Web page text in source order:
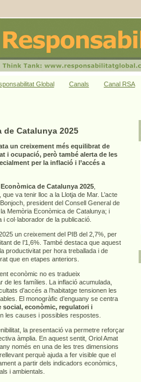
Global Canals Canal RSA
de Catalunya 2025
un creixement més equilibrat de
i ocupació, però també alerta de les
per la inflació i l’accés a
de Catalunya 2025
va tenir lloc a la Llotja de Mar. L’acte
president del Consell General de
Memòria Econòmica de Catalunya; i
col·laborador de la publicació.
un creixement del PIB del 2,7%, per
de l’1,6%. També destaca que aquest
productivitat per hora treballada i de
que en etapes anteriors.
econòmic no es tradueix
de les famílies. La inflació acumulada,
d’accés a l’habitatge tensionen les
El monogràfic d’enguany se centra
social, econòmic, regulatori i
les causes i possibles respostes.
la presentació va permetre reforçar
àmplia. En aquest sentit, Oriol Amat
només en una de les tres dimensions
perquè ajuda a fer visible que el
a partir dels indicadors econòmics,
i ambientals.